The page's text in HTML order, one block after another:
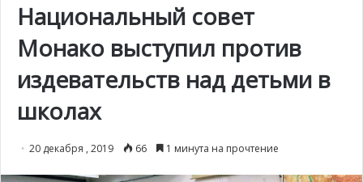
Национальный совет
Монако выступил против
издевательств над детьми в
школах
20 декабря , 2019 66 1 минута на прочтение